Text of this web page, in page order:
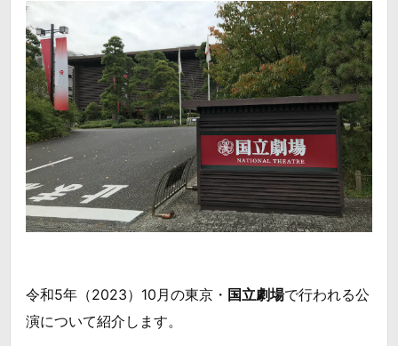
令和5年（2023）10月の東京・ 国立劇場で行われる公
演について紹介します。